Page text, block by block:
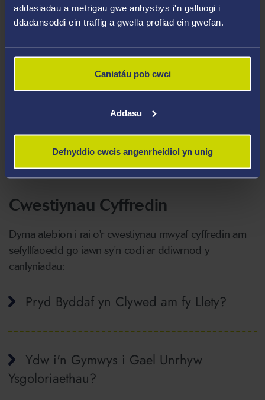
addasiadau a metrigau gwe anhysbys i'n galluogi i
ddadansoddi ein traffig a gwella profiad ein gwefan.
Caniatáu pob cwci
Addasu
Defnyddio cwcis angenrheidiol yn unig
Os Nad Ydych yn Bodloni Telerau Eich
Os Byddwch yn Derbyn 'Cynnig Newid
Cwrs'
Cwestiynau Cyffredin
Dyma atebion i rai o'r cwestiynau mwyaf cyffredin am
sefyllfaoedd go iawn sy'n codi ar ddiwrnod y
canlyniadau:
Pryd Byddaf yn Clywed am fy Llety?
Ydw i'n Gymwys i Gael Unrhyw
Ysgoloriaethau?